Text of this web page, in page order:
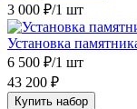
3 000 ₽/1 шт
Установка
6 500 ₽/1 шт
43 200 ₽
Купить набор